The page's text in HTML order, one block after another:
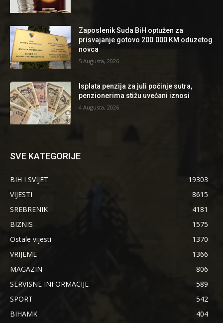
Zaposlenik Suda BiH optužen za
prisvajanje gotovo 200.000 KM oduzetog
novca
5 Augusta, 2026
Isplata penzija za juli počinje sutra,
penzionerima stižu uvećani iznosi
4 Augusta, 2026
SVE KATEGORIJE
BIH I SVIJET
19303
VIJESTI
8615
SREBRENIK
4181
BIZNIS
1575
Ostale vijesti
1370
VRIJEME
1366
MAGAZIN
806
SERVISNE INFORMACIJE
589
SPORT
542
BIHAMK
404